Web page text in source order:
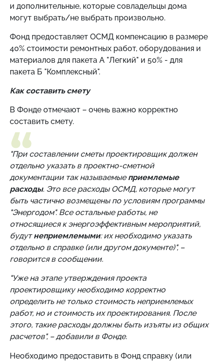
и дополнительные, которые совладельцы дома
могут выбрать/не выбрать произвольно.
Фонд предоставляет ОСМД компенсацию в размере
40% стоимости ремонтных работ, оборудования и
материалов для пакета А "Легкий" и 50% - для
пакета Б "Комплексный".
Как составить смету
В Фонде отмечают – очень важно корректно
составить смету.
"При составлении сметы проектировщик должен
отдельно указать в проектно-сметной
документации так называемыеприемлемые
расходы. Это все расходы ОСМД, которые могут
быть частично возмещены по условиям программы
"Энергодом". Все остальные работы, не
относящиеся к энергоэффективным мероприятий,
будутнеприемлемыми: их необходимо указать
отдельно в справке (или другом документе)", –
говорится в сообщении.
"Уже на этапе утверждения проекта
проектировщику необходимо корректно
определить не только стоимость неприемлемых
работ, но и стоимость их проектирования. После
этого, такие расходы должны быть изъяты из общих
расчетов", – добавили в Фонде.
Необходимо предоставить в Фонд справку (или